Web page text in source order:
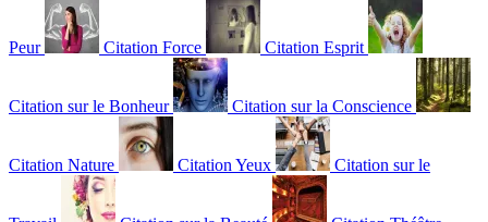
Peur Citation Force Citation Esprit
Citation sur le Bonheur Citation sur la Conscience
Citation Nature Citation Yeux Citation sur le